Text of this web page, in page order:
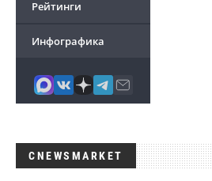
Рейтинги
Инфографика
CNEWSMARKET